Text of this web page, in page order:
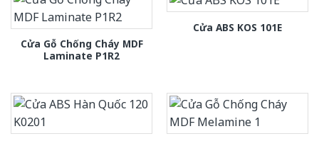
Cửa Gỗ Chống Cháy MDF
Laminate P1R2
Cửa ABS KOS 101E